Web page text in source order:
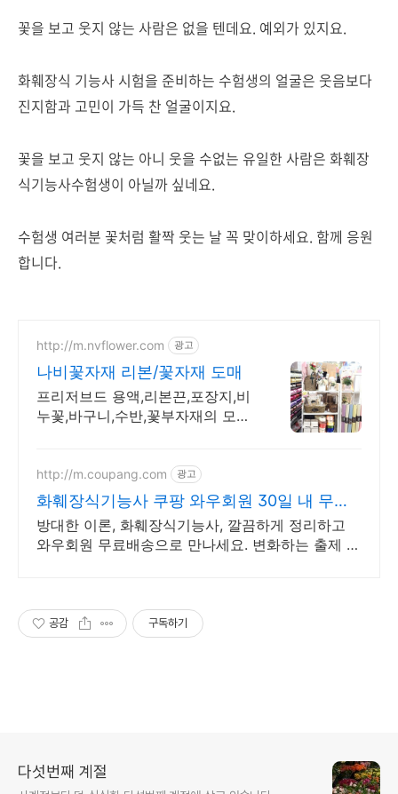
꽃을 보고 웃지 않는 사람은 없을 텐데요. 예외가 있지요.
화훼장식 기능사 시험을 준비하는 수험생의 얼굴은 웃음보다
진지함과 고민이 가득 찬 얼굴이지요.
꽃을 보고 웃지 않는 아니 웃을 수없는 유일한 사람은 화훼장
식기능사수험생이 아닐까 싶네요.
수험생 여러분 꽃처럼 활짝 웃는 날 꼭 맞이하세요. 함께 응원
합니다.
http://m.nvflower.com 광고
나비꽃자재 리본/꽃자재 도매
프리저브드 용액,리본끈,포장지,비
누꽃,바구니,수반,꽃부자재의 모든
http://m.coupang.com 광고
화훼장식기능사 쿠팡 와우회원 30일 내 무료
반품
방대한 이론, 화훼장식기능사, 깔끔하게 정리하고
와우회원 무료배송으로 만나세요. 변화하는 출제 경
공감 구독하기
다섯번째 계절